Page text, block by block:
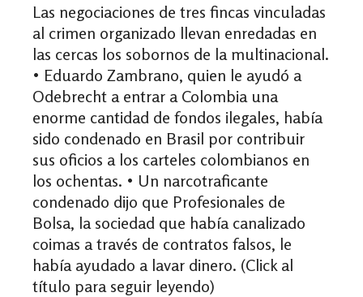
Las negociaciones de tres fincas vinculadas
al crimen organizado llevan enredadas en
las cercas los sobornos de la multinacional.
• Eduardo Zambrano, quien le ayudó a
Odebrecht a entrar a Colombia una
enorme cantidad de fondos ilegales, había
sido condenado en Brasil por contribuir
sus oficios a los carteles colombianos en
los ochentas. • Un narcotraficante
condenado dijo que Profesionales de
Bolsa, la sociedad que había canalizado
coimas a través de contratos falsos, le
había ayudado a lavar dinero. (Click al
título para seguir leyendo)